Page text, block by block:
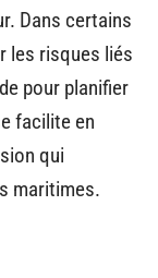
Dans certains
les risques liés
pour planifier
facilite en
qui
maritimes.